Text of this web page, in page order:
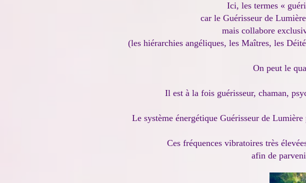
Ici, les termes «
car le Guérisseur de
mais collabore
(les hiérarchies angéliques, les Maîtres, les
On peut le
Il est à la fois guérisseur, chaman,
Le système énergétique Guérisseur de
Ces fréquences vibratoires très
afin de